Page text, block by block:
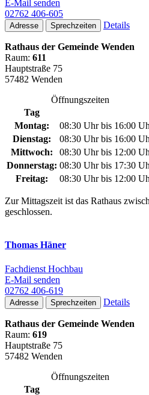
E-Mail senden
02762 406-605
Adresse Sprechzeiten Details
Rathaus der Gemeinde Wenden
Raum: 611
Hauptstraße 75
57482 Wenden
Öffnungszeiten
Tag
Montag:
08:30 Uhr bis 16:00
Dienstag:
08:30 Uhr bis 16:00
Mittwoch:
08:30 Uhr bis 12:00
Donnerstag: 08:30 Uhr bis 17:30
Freitag:
08:30 Uhr bis 12:00
Zur Mittagszeit ist das Rathaus
geschlossen.
Thomas Häner
Fachdienst Hochbau
E-Mail senden
02762 406-619
Adresse Sprechzeiten Details
Rathaus der Gemeinde Wenden
Raum: 619
Hauptstraße 75
57482 Wenden
Öffnungszeiten
Tag